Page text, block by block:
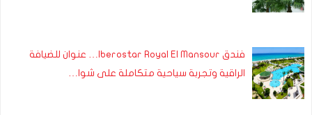
فندق Iberostar Royal El Mansour… عنوان للضيافة
الراقية وتجربة سياحية متكاملة على شوا…